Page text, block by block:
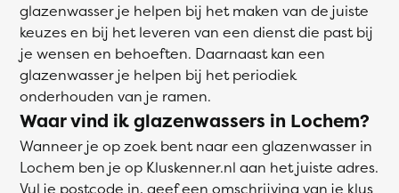
glazenwasser je helpen bij het maken van de juiste
keuzes en bij het leveren van een dienst die past bij
je wensen en behoeften. Daarnaast kan een
glazenwasser je helpen bij het periodiek
onderhouden van je ramen.
Waar vind ik glazenwassers in Lochem?
Wanneer je op zoek bent naar een glazenwasser in
Lochem ben je op Kluskenner.nl aan het juiste adres.
Vul je postcode in, geef een omschrijving van je klus